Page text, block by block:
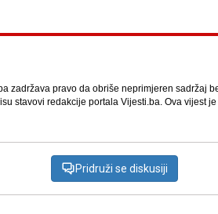
zadržava pravo da obriše neprimjeren sadržaj
stavovi redakcije portala Vijesti.ba. Ova vijest
Pridruži se diskusiji